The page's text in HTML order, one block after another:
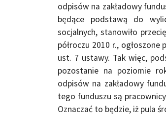
odpisów na zakładowy
będące podstawą do
socjalnych, stanowiło
półroczu 2010 r.,
ust. 7 ustawy. Tak więc,
pozostanie na poziomie
odpisów na zakładowy
tego funduszu są
Oznaczać to będzie, iż pula